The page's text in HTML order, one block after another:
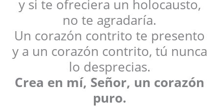
y si te ofreciera un holocausto,
no te agradaría.
Un corazón contrito te presento
y a un corazón contrito, tú nunca
lo desprecias.
Crea en mí, Señor, un corazón
puro.